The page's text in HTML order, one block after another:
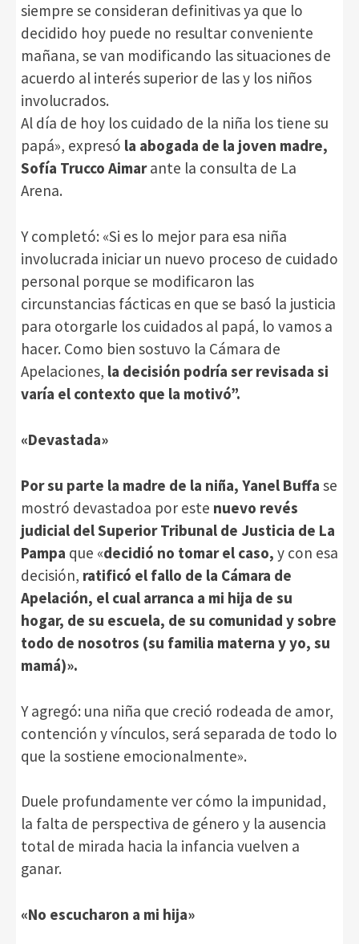
siempre se consideran definitivas ya que lo
decidido hoy puede no resultar conveniente
mañana, se van modificando las situaciones de
acuerdo al interés superior de las y los niños
involucrados.
Al día de hoy los cuidado de la niña los tiene su
papá», expresó la abogada de la joven madre,
Sofía Trucco Aimarante la consulta de La
Arena.
Y completó: «Si es lo mejor para esa niña
involucrada iniciar un nuevo proceso de cuidado
personal porque se modificaron las
circunstancias fácticas en que se basó la justicia
para otorgarle los cuidados al papá, lo vamos a
hacer. Como bien sostuvo la Cámara de
Apelaciones, la decisión podría ser revisada si
varía el contexto que la motivó”.
«Devastada»
Por su parte la madre de la niña, Yanel Buffa se
mostró devastadoa por este nuevo revés
judicial del Superior Tribunal de Justicia de La
Pampa que «decidió no tomar el caso, y con esa
decisión, ratificó el fallo de la Cámara de
Apelación, el cual arranca a mi hija de su
hogar, de su escuela, de su comunidad y sobre
todo de nosotros (su familia materna y yo, su
mamá)».
Y agregó: una niña que creció rodeada de amor,
contención y vínculos, será separada de todo lo
que la sostiene emocionalmente».
Duele profundamente ver cómo la impunidad,
la falta de perspectiva de género y la ausencia
total de mirada hacia la infancia vuelven a
ganar.
«No escucharon a mi hija»